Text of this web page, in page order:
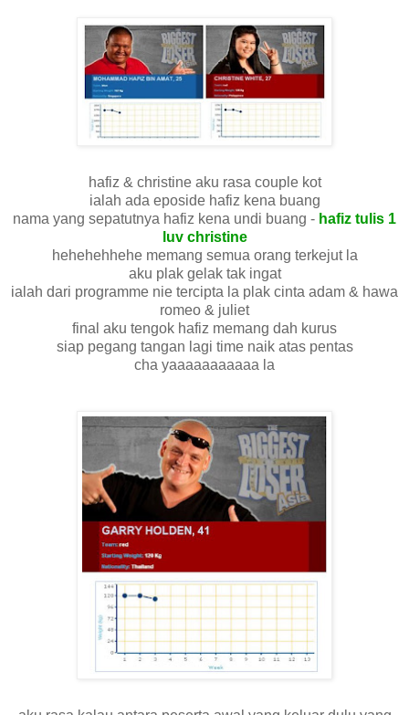
hafiz & christine aku rasa couple kot
ialah ada eposide hafiz kena buang
nama yang sepatutnya hafiz kena undi buang - hafiz tulis 1
luv christine
hehehehhehe memang semua orang terkejut la
aku plak gelak tak ingat
ialah dari programme nie tercipta la plak cinta adam & hawa
romeo & juliet
final aku tengok hafiz memang dah kurus
siap pegang tangan lagi time naik atas pentas
cha yaaaaaaaaaaa la